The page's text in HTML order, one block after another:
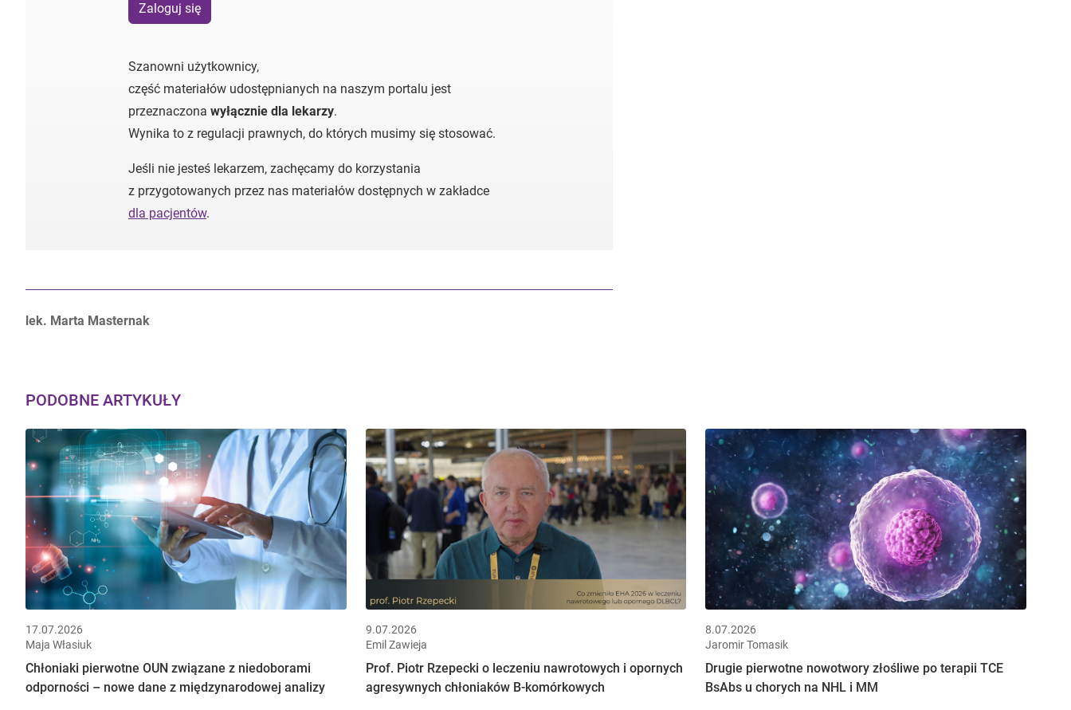
Zaloguj się
Szanowni użytkownicy,
część materiałów udostępnianych na naszym portalu jest
przeznaczona wyłącznie dla lekarzy.
Wynika to z regulacji prawnych, do których musimy się stosować.
Jeśli nie jesteś lekarzem, zachęcamy do korzystania
z przygotowanych przez nas materiałów dostępnych w zakładce
dla pacjentów.
Autorzy:
lek. Marta Masternak
PODOBNE ARTYKUŁY
17.07.2026
Maja Własiuk
Chłoniaki pierwotne OUN związane z niedoborami
odporności – nowe dane z międzynarodowej analizy
9.07.2026
Emil Zawieja
Prof. Piotr Rzepecki o leczeniu nawrotowych i opornych
agresywnych chłoniaków B-komórkowych
8.07.2026
Jaromir Tomasik
Drugie pierwotne nowotwory złośliwe po terapii TCE
BsAbs u chorych na NHL i MM